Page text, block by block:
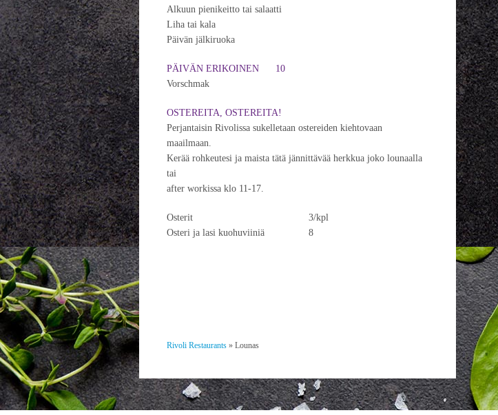
Alkuun pienikeitto tai salaatti
Liha tai kala
Päivän jälkiruoka
PÄIVÄN ERIKOINEN 10
Vorschmak
OSTEREITA, OSTEREITA!
Perjantaisin Rivolissa sukelletaan ostereiden kiehtovaan
maailmaan.
Kerää rohkeutesi ja maista tätä jännittävää herkkua joko lounaalla
tai
after workissa klo 11-17.
Osterit 3/kpl
Osteri ja lasi kuohuviiniä 8
Rivoli Restaurants » Lounas